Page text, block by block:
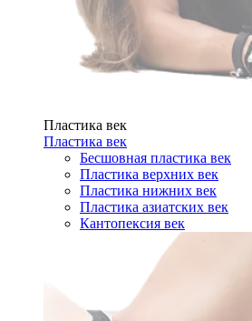
Пластика век
Пластика век
Бесшовная пластика век
Пластика верхних век
Пластика нижних век
Пластика азиатских век
Кантопексия век